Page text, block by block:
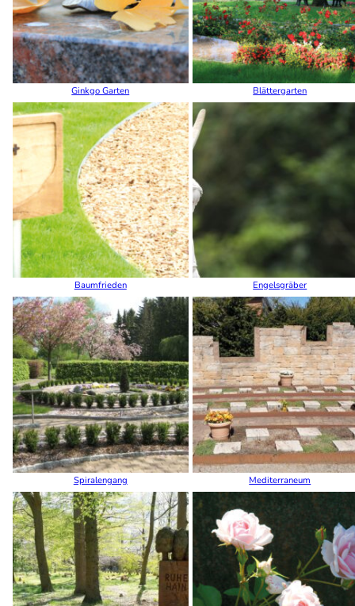
Ginkgo Garten Blättergarten
Baumfrieden Engelsgräber
Spiralengang Mediterraneum